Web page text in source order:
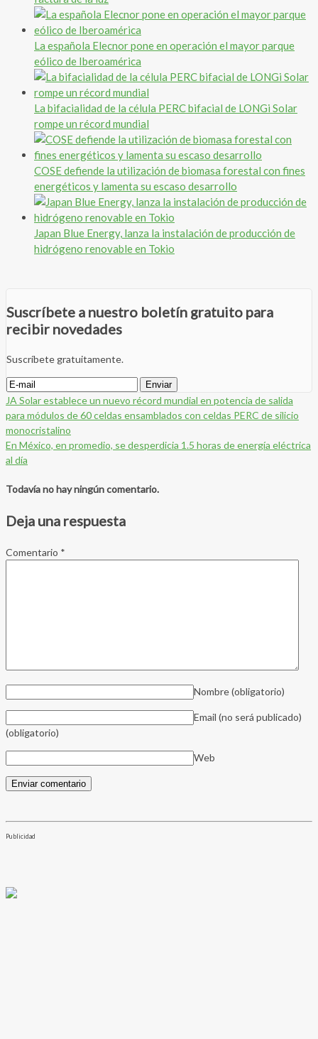
La española Elecnor pone en operación el mayor parque
eólico de Iberoamérica
La bifacialidad de la célula PERC bifacial de LONGi Solar
rompe un récord mundial
COSE defiende la utilización de biomasa forestal con fines
energéticos y lamenta su escaso desarrollo
Japan Blue Energy, lanza la instalación de producción de
hidrógeno renovable en Tokio
Suscríbete a nuestro boletín gratuito para
recibir novedades
Suscríbete gratuitamente.
JA Solar establece un nuevo récord mundial en potencia de salida
para módulos de 60 celdas ensamblados con celdas PERC de silicio
monocristalino
En México, en promedio, se desperdicia 1.5 horas de energía eléctrica
al día
Todavía no hay ningún comentario.
Deja una respuesta
Comentario *
Nombre(obligatorio)
Email (no será publicado)
(obligatorio)
Web
Publicidad